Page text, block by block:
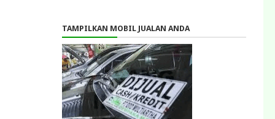
TAMPILKAN MOBIL JUALAN ANDA